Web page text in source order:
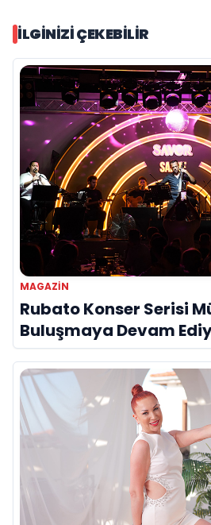
İLGINIZI ÇEKEBILIR
MAGAZIN
Rubato Konser Serisi
Buluşmaya Devam